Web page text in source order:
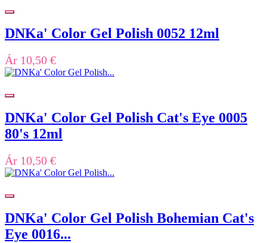
DNKa' Color Gel Polish 0052 12ml
Ár 10,50 €
DNKa' Color Gel Polish Cat's Eye 0005
80's 12ml
Ár 10,50 €
DNKa' Color Gel Polish Bohemian Cat's
Eye 0016...